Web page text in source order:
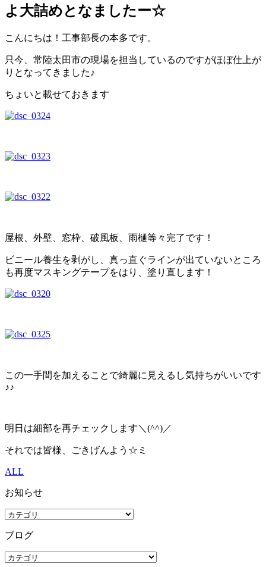
よ大詰めとなましたー☆
こんにちは！工事部長の本多です。
只今、常陸太田市の現場を担当しているのですがほぼ仕上が
りとなってきました♪
ちょいと載せておきます
屋根、外壁、窓枠、破風板、雨樋等々完了です！
ビニール養生を剥がし、真っ直ぐラインが出ていないところ
も再度マスキングテープをはり、塗り直します！
この一手間を加えることで綺麗に見えるし気持ちがいいです
♪♪
明日は細部を再チェックします＼(^^)／
それでは皆様、ごきげんよう☆ミ
ALL
お知らせ
ブログ